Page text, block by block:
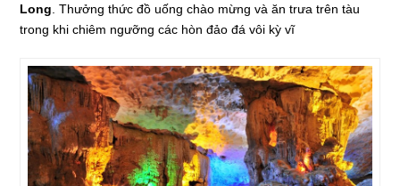
Long . Thưởng thức đồ uống chào mừng và ăn trưa trên tàu
trong khi chiêm ngưỡng các hòn đảo đá vôi kỳ vĩ